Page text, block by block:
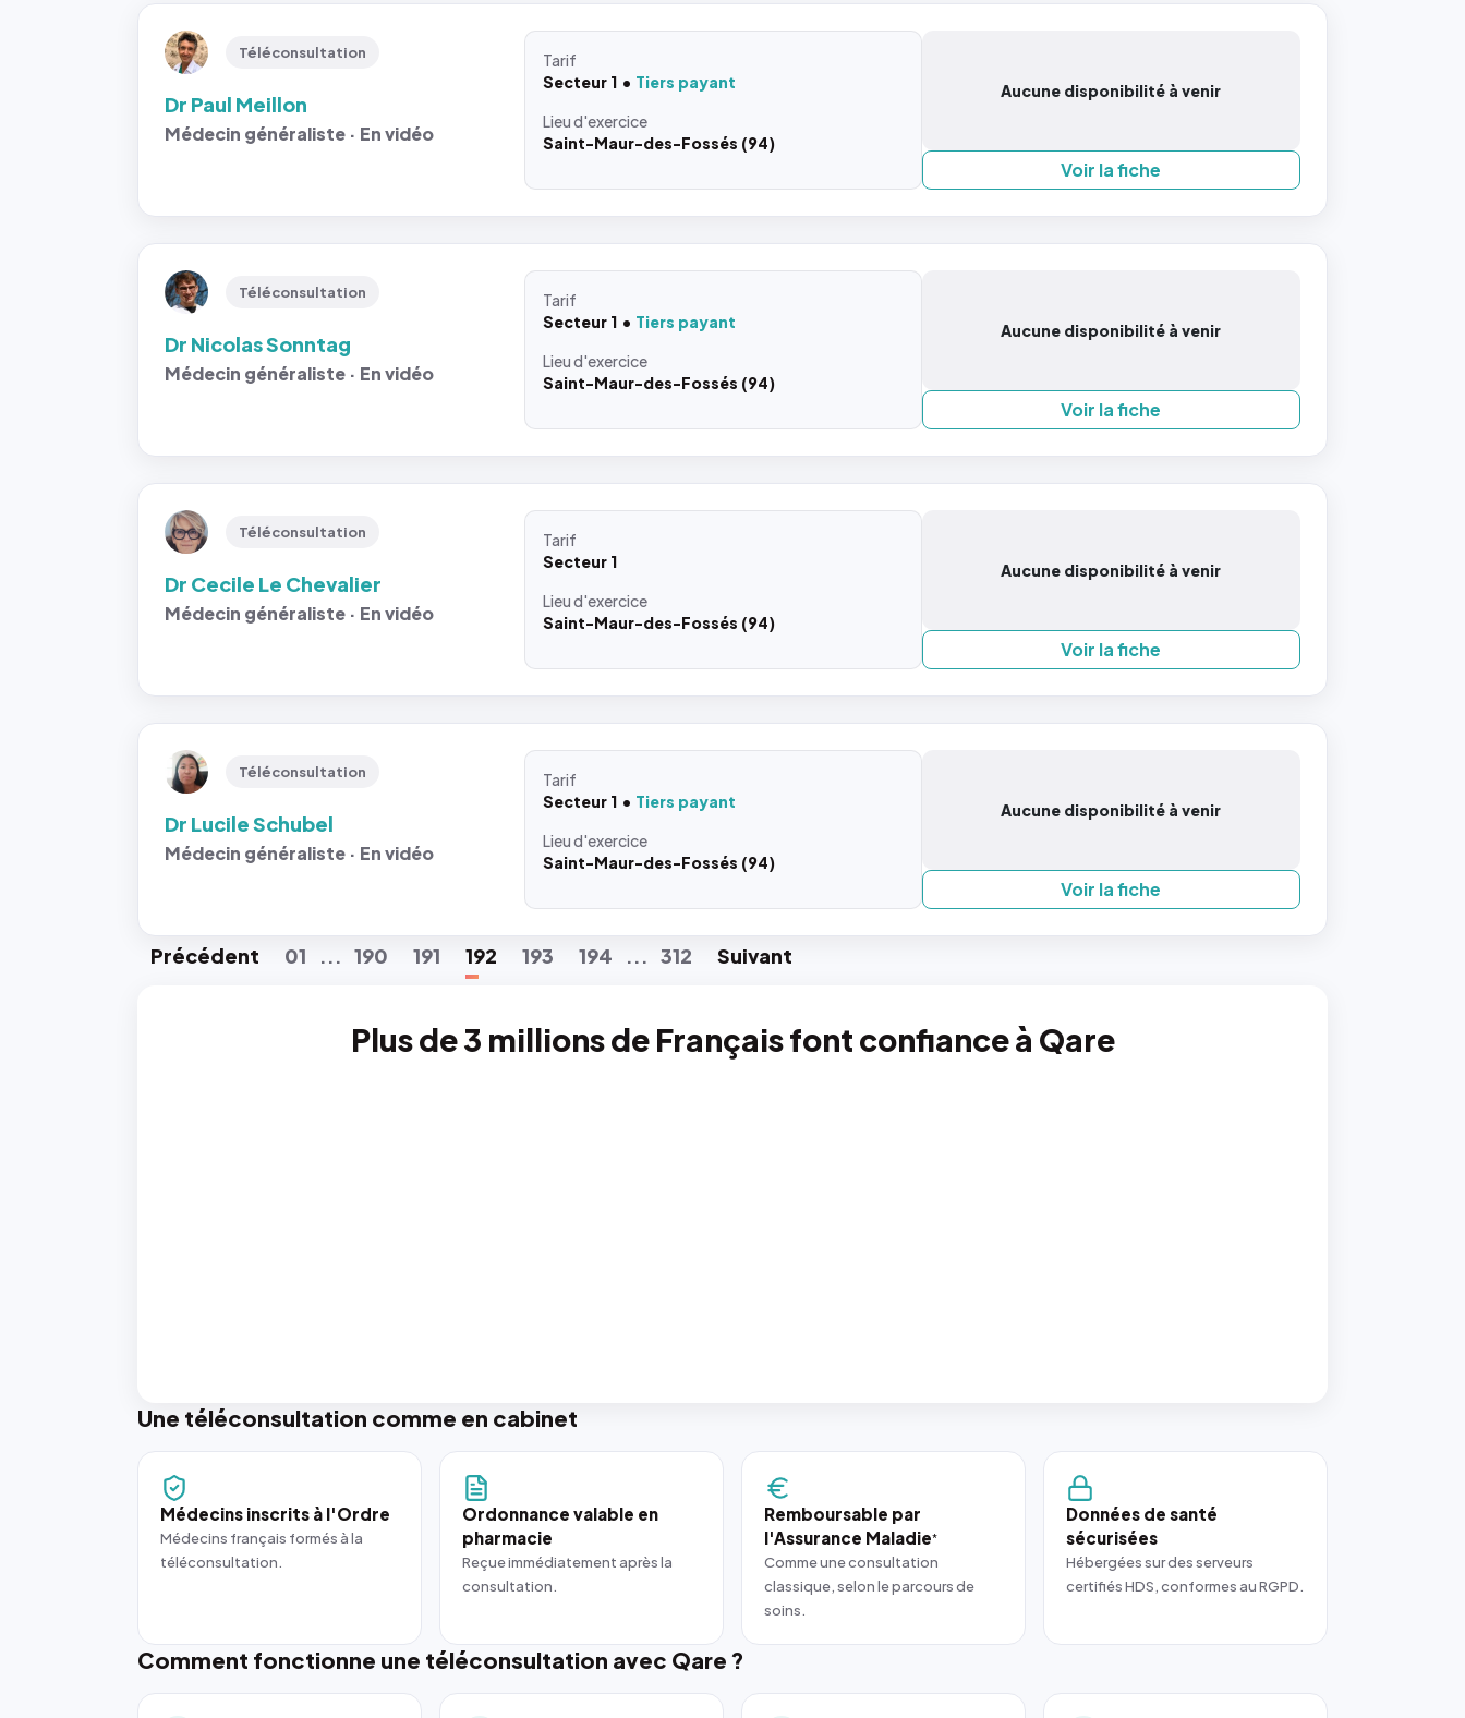
Téléconsultation
Dr Paul Meillon
Médecin généraliste · En vidéo
Tarif
Secteur 1
Tiers payant
Lieud'exercice
Saint-Maur-des-Fossés (94)
Aucune disponibilité à venir
Voir la fiche
Téléconsultation
Dr Nicolas Sonntag
Médecin généraliste · En vidéo
Tarif
Secteur 1
Tiers payant
Lieud'exercice
Saint-Maur-des-Fossés (94)
Aucune disponibilité à venir
Voir la fiche
Téléconsultation
Dr Cecile Le Chevalier
Médecin généraliste · En vidéo
Tarif
Secteur 1
Lieud'exercice
Saint-Maur-des-Fossés (94)
Aucune disponibilité à venir
Voir la fiche
Téléconsultation
Dr Lucile Schubel
Médecin généraliste · En vidéo
Tarif
Secteur 1
Tiers payant
Lieud'exercice
Saint-Maur-des-Fossés (94)
Aucune disponibilité à venir
Voir la fiche
Précédent 01 ... 190 191 192 193 194 ... 312 Suivant
Plus de 3 millions de Français font confiance à Qare
Une téléconsultation comme en cabinet
Médecins inscrits à l'Ordre
Médecins français formés à la
téléconsultation.
Ordonnance valable en
pharmacie
Reçue immédiatement après la
consultation.
Remboursable par
l'Assurance Maladie*
Comme une consultation
classique, selon le parcours de
soins.
Données de santé
sécurisées
Hébergées sur des serveurs
certifiés HDS, conformes au RGPD.
Comment fonctionne une téléconsultation avec Qare ?